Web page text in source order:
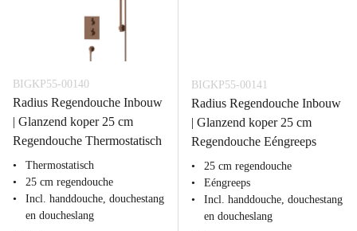
BIGKP55-00140
Radius Regendouche Inbouw
| Glanzend koper 25 cm
Regendouche Thermostatisch
Thermostatisch
25 cm regendouche
Incl. handdouche, douchestang
en doucheslang
BIGKP55-00141
Radius Regendouche Inbouw
| Glanzend koper 25 cm
Regendouche Eéngreeps
25 cm regendouche
Eéngreeps
Incl. handdouche, douchestang
en doucheslang